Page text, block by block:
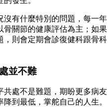
沒有什麼特別的問題，每一年
骨關節的健康評估為主；如果
，則會定期會診復健科跟骨科
並不難
共處不是難題，期盼更多病友
到最低，掌舵自己的人生。